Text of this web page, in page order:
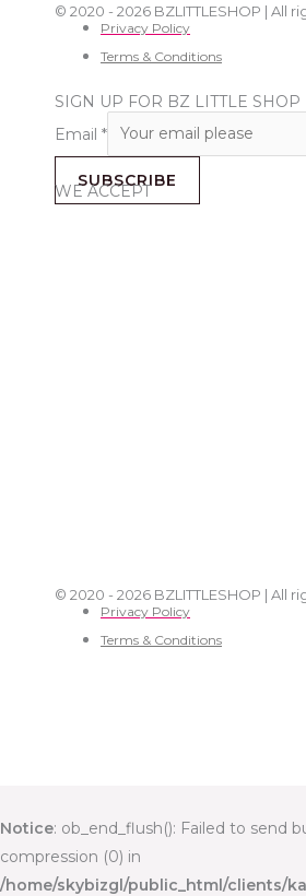
© 2020 - 2026 BZLITTLESHOP | All
Privacy Policy
Terms & Conditions
SIGN UP FOR BZ LITTLE SHOP
Email *
SUBSCRIBE
WE ACCEPT
© 2020 - 2026 BZLITTLESHOP | All
Privacy Policy
Terms & Conditions
Notice: ob_end_flush(): Failed to send
compression (0) in
/home/skybizgl/public_html/clients/